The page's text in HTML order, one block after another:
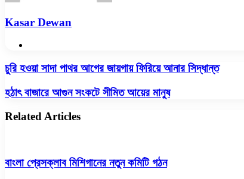
Kasar Dewan
চুরি
হওয়া
সাদা
পাথর
জায়গায়
চুরি হওয়া সাদা পাথর আগের জায়গায় ফিরিয়ে আনার সিদ্ধান্ত
হঠাৎ
আগুন
সংকটে
হঠাৎ বাজারে আগুন সংকটে সীমিত আয়ের মানুষ
Related Articles
বাংলা প্রেসক্লাব মিশিগানের নতুন কমিটি গঠন